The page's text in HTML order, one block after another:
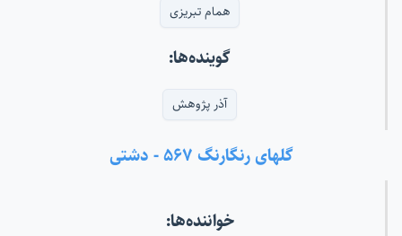
همام تبریزی
گوینده‌ها:
آذر پژوهش
گلهای رنگارنگ ۵۶۷ - دشتی
خواننده‌ها: